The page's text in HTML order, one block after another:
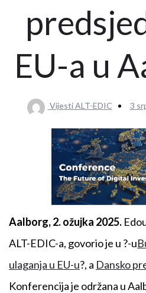
EU-a u
Vijesti ALT-EDIC 3
Aalborg, 2. ožujka 2025.
ALT-EDIC-a, govorio je u ?-u
ulaganja u EU-u?, a Dansko
Konferencija je održana u